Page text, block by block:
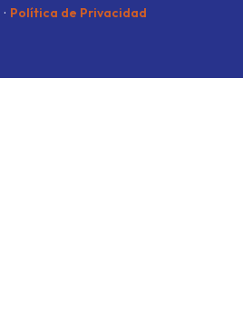
· Política de Privacidad